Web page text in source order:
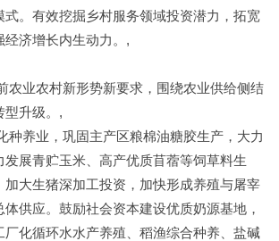
。有效挖掘乡村服务领域投资潜力，拓宽
济增长内生动力。,
农业农村新形势新要求，围绕农业供给侧结
型升级。,
养业，巩固主产区粮棉油糖胶生产，大力
展青贮玉米、高产优质苜蓿等饲草料生
大生猪深加工投资，加快形成养殖与屠宰
供应。鼓励社会资本建设优质奶源基地，
化循环水水产养殖、稻渔综合种养、盐碱